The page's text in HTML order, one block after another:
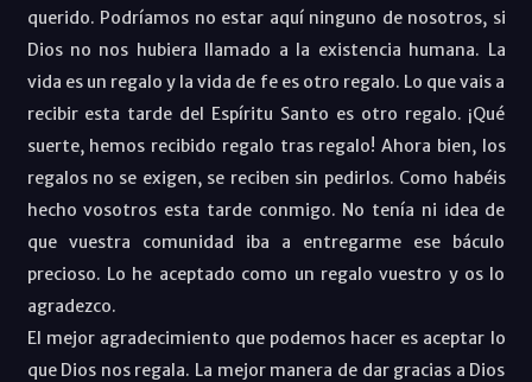
querido. Podríamos no estar aquí ninguno de nosotros, si
Dios no nos hubiera llamado a la existencia humana. La
vida es un regalo y la vida de fe es otro regalo. Lo que vais a
recibir esta tarde del Espíritu Santo es otro regalo. ¡Qué
suerte, hemos recibido regalo tras regalo! Ahora bien, los
regalos no se exigen, se reciben sin pedirlos. Como habéis
hecho vosotros esta tarde conmigo. No tenía ni idea de
que vuestra comunidad iba a entregarme ese báculo
precioso. Lo he aceptado como un regalo vuestro y os lo
agradezco.
El mejor agradecimiento que podemos hacer es aceptar lo
que Dios nos regala. La mejor manera de dar gracias a Dios